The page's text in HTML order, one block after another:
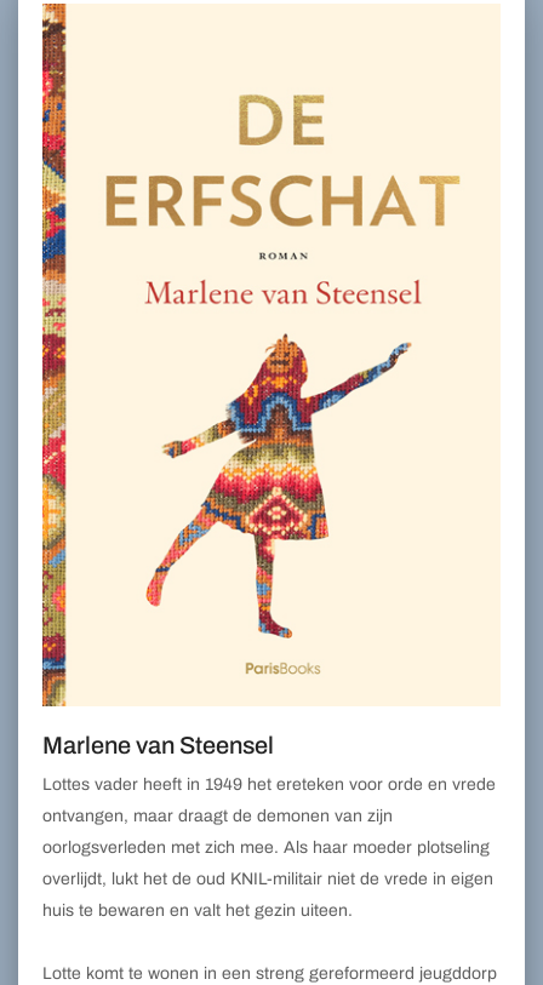
Marlene van Steensel
Lottes vader heeft in 1949 het ereteken voor orde en vrede
ontvangen, maar draagt de demonen van zijn
oorlogsverleden met zich mee. Als haar moeder plotseling
overlijdt, lukt het de oud KNIL-militair niet de vrede in eigen
huis te bewaren en valt het gezin uiteen.
Lotte komt te wonen in een streng gereformeerd jeugddorp